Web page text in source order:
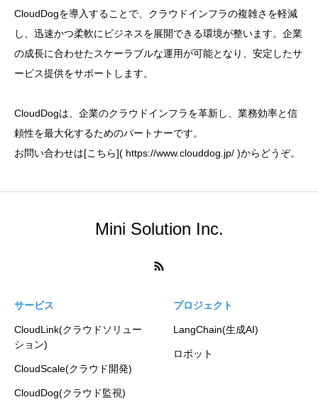
CloudDogを導入することで、クラウドインフラの複雑さを軽減
し、迅速かつ柔軟にビジネスを展開できる環境が整います。企業
の成長に合わせたスケーラブルな運用が可能となり、安定したサ
ービス提供をサポートします。
CloudDogは、企業のクラウドインフラを革新し、業務効率と信
頼性を最大化するためのパートナーです。
お問い合わせは[こちら]( https://www.clouddog.jp/ )からどうぞ。
Mini Solution Inc.
サービス
CloudLink(クラウドソリュー
ション)
CloudScale(クラウド開発)
CloudDog(クラウド監視)
プロジェクト
LangChain(生成AI)
ロボット